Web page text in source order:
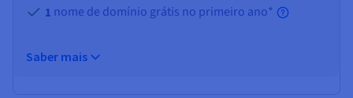
1 nome de domínio grátis no primeiro ano*
Saber mais